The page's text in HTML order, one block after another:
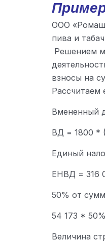
ООО
пива и
Решением
взносы на
Рассчитаем
Вмененный
ВД = 1800 *
Единый
ЕНВД = 316
50% от
54 173 *
Величина